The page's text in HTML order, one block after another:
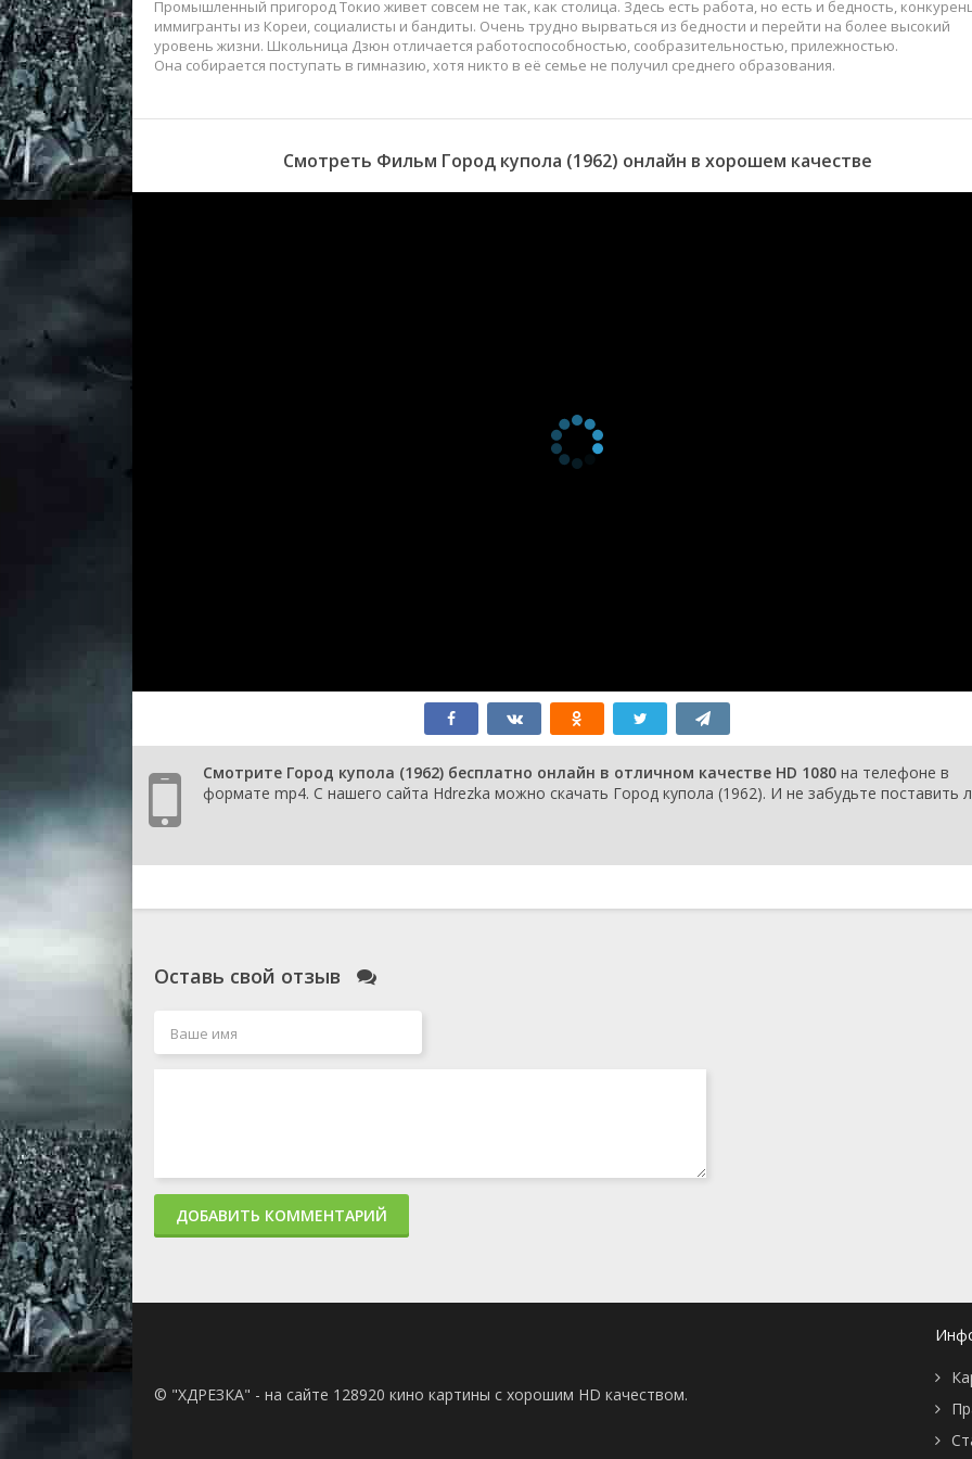
Промышленный пригород Токио живет совсем не так, как столица. Здесь есть работа, но есть и бедность,
иммигранты из Кореи, социалисты и бандиты. Очень трудно вырваться из бедности и перейти на более высокий
уровень жизни. Школьница Дзюн отличается работоспособностью, сообразительностью, прилежностью.
Она собирается поступать в гимназию, хотя никто в её семье не получил среднего образования.
Смотреть Фильм Город купола (1962) онлайн в хорошем качестве
Смотрите Город купола (1962) бесплатно онлайн в отличном качестве HD 1080 на телефоне в
формате mp4. С нашего сайта Hdrezka можно скачать Город купола (1962). И не забудьте поставить
Оставь свой отзыв
ДОБАВИТЬ КОММЕНТАРИЙ
© "ХДРЕЗКА" - на сайте 128920 кино картины с хорошим HD качеством.